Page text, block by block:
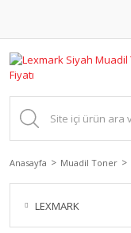
Anasayfa Muadil Toner
LEXMARK